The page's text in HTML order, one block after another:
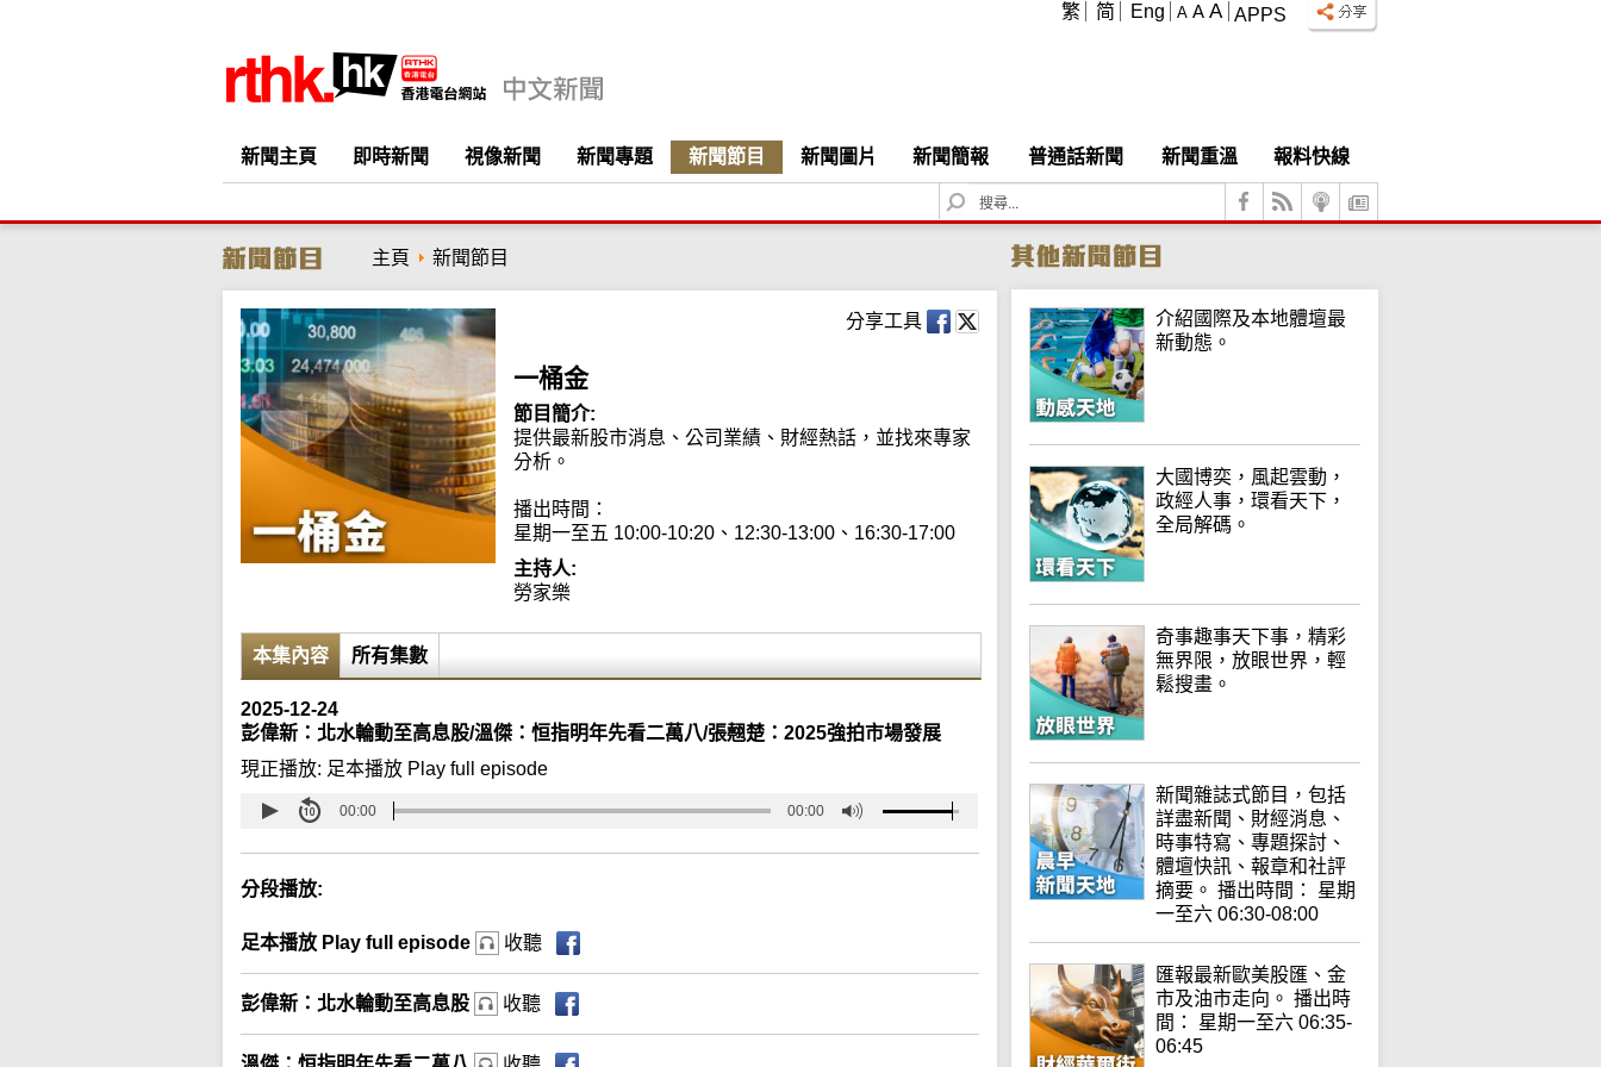
APPS
A A A
繁 简 Eng
新聞主頁 即時新聞 視像新聞 新聞專題 新聞節目 新聞圖片 新聞簡報 普通話新聞 新聞重溫
報料快線
S
e
c
h
主頁 新聞節目
分享工具
一桶金
節目簡介:
提供最新股市消息、公司業績、財經熱話，並找來專家
分析。
播出時間：
星期一至五 10:00-10:20、12:30-13:00、16:30-17:00
主持人:
勞家樂
本集內容 所有集數
2025-12-24
彭偉新：北水輪動至高息股/溫傑：恒指明年先看二萬八/張翹楚：2025強拍市場發展
現正播放: 足本播放 Play full episode
00:00 00:00
分段播放:
足本播放 Play full episode 收聽
彭偉新：北水輪動至高息股 收聽
介紹國際及本地體壇最
新動態。
大國博奕，風起雲動，
政經人事，環看天下，
全局解碼。
奇事趣事天下事，精彩
無界限，放眼世界，輕
鬆搜畫。
新聞雜誌式節目，包括
詳盡新聞、財經消息、
時事特寫、專題探討、
體壇快訊、報章和社評
摘要。 播出時間： 星期
一至六 06:30-08:00
匯報最新歐美股匯、金
市及油市走向。 播出時
間： 星期一至六 06:35-
06:45